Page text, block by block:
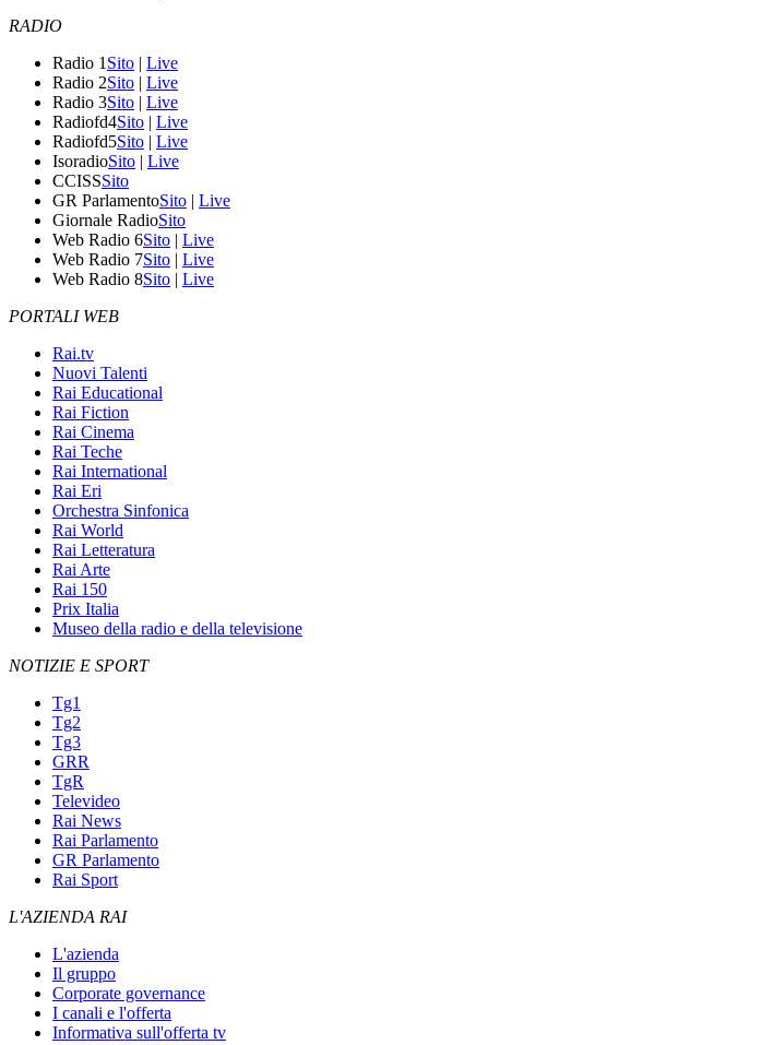
RADIO
Radio 1 Sito | Live
Radio 2Sito | Live
Radio 3Sito | Live
Radiofd4Sito | Live
Radiofd5Sito | Live
IsoradioSito | Live
CCISSSito
GR ParlamentoSito | Live
Giornale RadioSito
Web Radio 6Sito | Live
Web Radio 7Sito | Live
Web Radio 8Sito | Live
PORTALI WEB
Rai.tv
Nuovi Talenti
Rai Educational
Rai Fiction
Rai Cinema
Rai Teche
Rai International
Rai Eri
Orchestra Sinfonica
Rai World
Rai Letteratura
Rai Arte
Rai 150
Prix Italia
Museo della radio e della televisione
NOTIZIE E SPORT
Tg1
Tg2
Tg3
GRR
TgR
Televideo
Rai News
Rai Parlamento
GR Parlamento
Rai Sport
L'AZIENDA RAI
L'azienda
Il gruppo
Corporate governance
I canali e l'offerta
Informativa sull'offerta tv